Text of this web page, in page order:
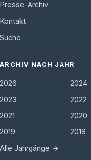
Presse-Archiv
Kontakt
Suche
ARCHIV NACH JAHR
2026
2024
2023
2022
2021
2020
2019
2018
Alle Jahrgänge →